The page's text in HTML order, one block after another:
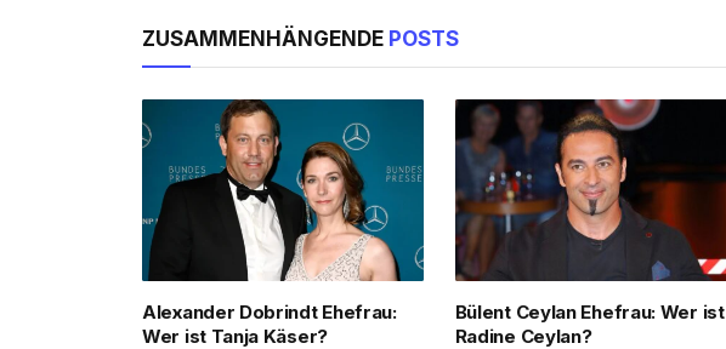
ZUSAMMENHÄNGENDE POSTS
Alexander Dobrindt Ehefrau:
Wer ist Tanja Käser?
Bülent Ceylan Ehefrau: Wer ist
Radine Ceylan?